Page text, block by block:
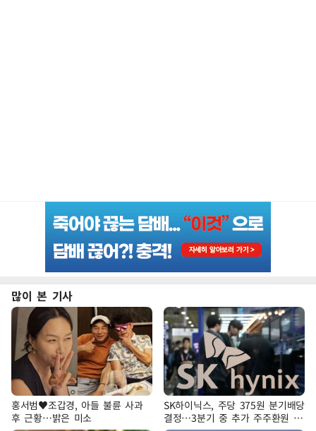
많이 본 기사
홍서범♥조갑경, 아들 불륜 사과
후 근황…밝은 미소
SK하이닉스, 주당 375원 분기배당
결정…3분기 중 추가 주주환원 발